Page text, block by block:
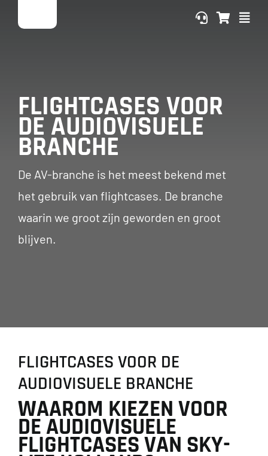
naar
FLIGHTCASES VOOR
DE AUDIOVISUELE
BRANCHE
De AV-branche is het meest bekend met
het gebruik van flightcases. De branche
waarin we groot zijn geworden en groot
blijven.
FLIGHTCASES VOOR DE
AUDIOVISUELE BRANCHE
WAAROM KIEZEN VOOR
DE AUDIOVISUELE
FLIGHTCASES VAN SKY-